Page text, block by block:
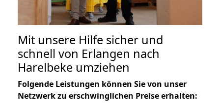
Mit unsere Hilfe sicher und
schnell von Erlangen nach
Harelbeke umziehen
Folgende Leistungen können Sie von unser
Netzwerk zu erschwinglichen Preise erhalten: